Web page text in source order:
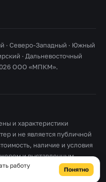
· Северо-Западный · Южный
· Дальневосточный
ООО «МПКМ».
и характеристики
и не является публичной
наличие и условия
и выставленным
их правообладателям.
на обработку персональных
работу
Понятно